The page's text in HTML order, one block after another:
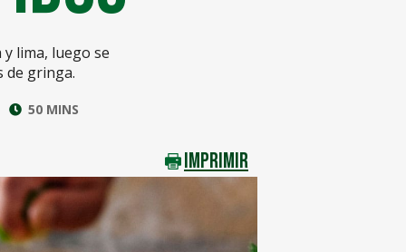
lima, luego se
de gringa.
50 MINS
IMPRIMIR